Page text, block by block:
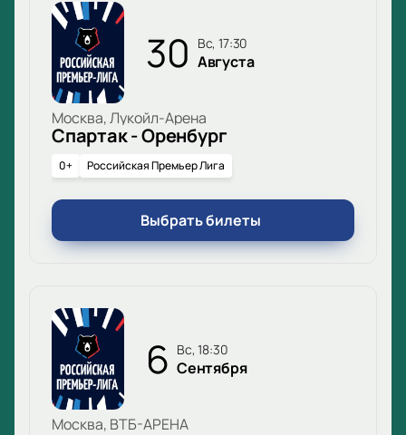
30 вс, 17:30
Августа
Москва, Лукойл-Арена
Спартак - Оренбург
0+ Российская Премьер Лига
Выбрать билеты
6 вс, 18:30
Сентября
Москва, ВТБ-АРЕНА